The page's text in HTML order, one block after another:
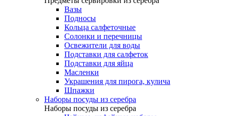
Вазы
Подносы
Кольца салфеточные
Солонки и перечницы
Освежители для воды
Подставки для салфеток
Подставки для яйца
Масленки
Украшения для пирога, кулича
Шпажки
Наборы посуды из серебра
Наборы посуды из серебра